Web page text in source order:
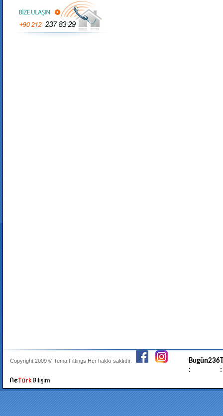
Copyright 2009 © Tema Fittings Her hakkı saklıdır.
Bugün
:
236
: